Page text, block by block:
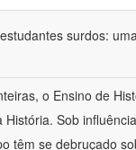
surdos:
o Ensino de
Sob
têm se debruçado